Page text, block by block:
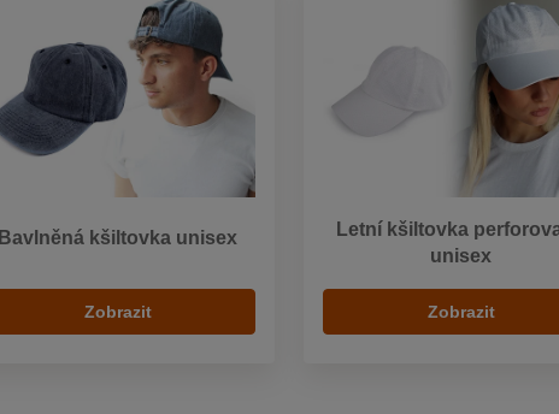
Bavlněná kšiltovka unisex
Zobrazit
Letní kšiltovka
unisex
Zobrazit